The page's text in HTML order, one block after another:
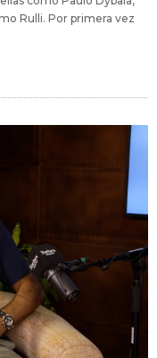
Rulli. Por primera vez